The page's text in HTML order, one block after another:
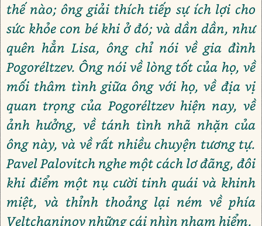
thế nào; ông giải thích tiếp sự ích lợi cho
sức khỏe con bé khi ở đó; và dần dần, như
quên hẳn Lisa, ông chỉ nói về gia đình
Pogoréltzev. Ông nói về lòng tốt của họ, về
mối thâm tình giữa ông với họ, về địa vị
quan trọng của Pogoréltzev hiện nay, về
ảnh hưởng, về tánh tình nhã nhặn của
ông này, và về rất nhiều chuyện tương tự.
Pavel Palovitch nghe một cách lơ đãng, đôi
khi điểm một nụ cười tinh quái và khinh
miệt, và thỉnh thoảng lại ném về phía
Veltchaninov những cái nhìn nham hiểm.